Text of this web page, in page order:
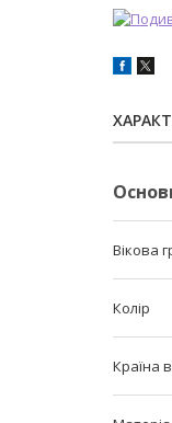
Вікова
Колір
Країна